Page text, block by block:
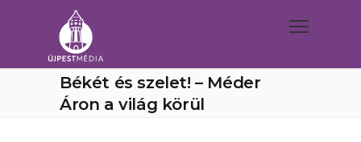
Békét és szelet! – Méder
Áron a világ körül